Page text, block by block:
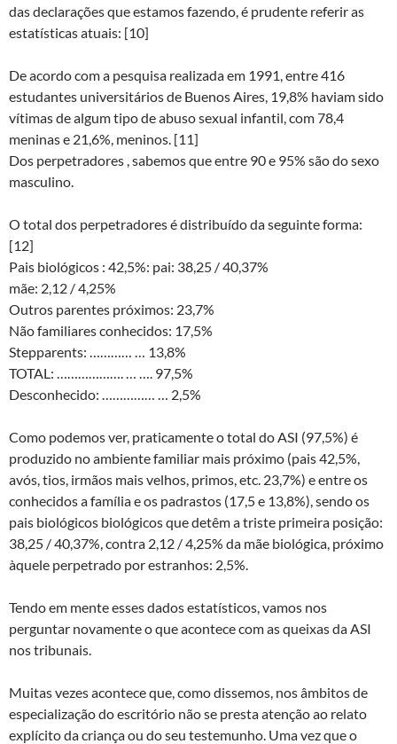
das declarações que estamos fazendo, é prudente referir as
estatísticas atuais: [10]
De acordo com a pesquisa realizada em 1991, entre 416
estudantes universitários de Buenos Aires, 19,8% haviam sido
vítimas de algum tipo de abuso sexual infantil, com 78,4
meninas e 21,6%, meninos. [11]
Dos perpetradores , sabemos que entre 90 e 95% são do sexo
masculino.
O total dos perpetradores é distribuído da seguinte forma:
[12]
Pais biológicos : 42,5%: pai: 38,25 / 40,37%
mãe: 2,12 / 4,25%
Outros parentes próximos: 23,7%
Não familiares conhecidos: 17,5%
Stepparents: ………… … 13,8%
TOTAL: ………………. … …. 97,5%
Desconhecido: …………… … 2,5%
Como podemos ver, praticamente o total do ASI (97,5%) é
produzido no ambiente familiar mais próximo (pais 42,5%,
avós, tios, irmãos mais velhos, primos, etc. 23,7%) e entre os
conhecidos a família e os padrastos (17,5 e 13,8%), sendo os
pais biológicos biológicos que detêm a triste primeira posição:
38,25 / 40,37%, contra 2,12 / 4,25% da mãe biológica, próximo
àquele perpetrado por estranhos: 2,5%.
Tendo em mente esses dados estatísticos, vamos nos
perguntar novamente o que acontece com as queixas da ASI
nos tribunais.
Muitas vezes acontece que, como dissemos, nos âmbitos de
especialização do escritório não se presta atenção ao relato
explícito da criança ou do seu testemunho. Uma vez que o